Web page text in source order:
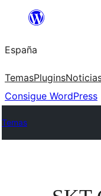
Saltar
contenido
España
TemasPlugins
Consigue WordPress
Temas